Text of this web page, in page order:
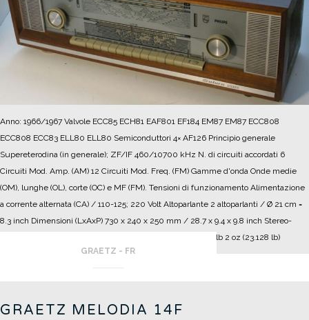
Anno: 1966/1967 Valvole ECC85 ECH81 EAF801 EF184 EM87 EM87 ECC808
ECC808 ECC83 ELL80 ELL80 Semiconduttori 4× AF126 Principio generale
Supereterodina (in generale); ZF/IF 460/10700 kHz N. di circuiti accordati 6
Circuiti Mod. Amp. (AM) 12 Circuiti Mod. Freq. (FM) Gamme d'onda Onde medie
(OM), lunghe (OL), corte (OC) e MF (FM). Tensioni di funzionamento Alimentazione
a corrente alternata (CA) / 110-125; 220 Volt Altoparlante 2 altoparlanti / Ø 21 cm =
8.3 inch Dimensioni (LxAxP) 730 x 240 x 250 mm / 28.7 x 9.4 x 9.8 inch Stereo-
Peso netto 10.5 kg / 23 lb 2 oz (23.128 lb)
GRAETZ - FR
GRAETZ MELODIA 14F